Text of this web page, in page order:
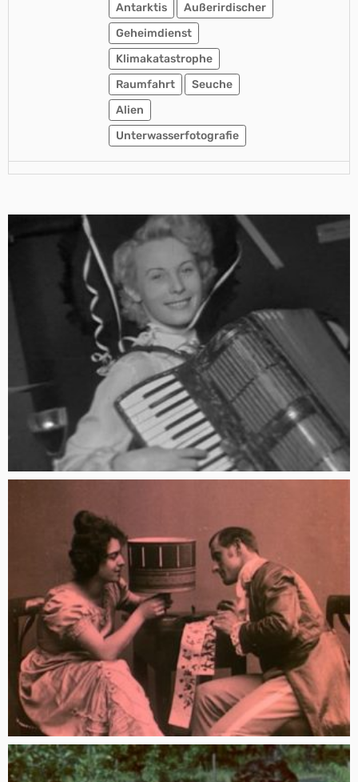
Antarktis
Außerirdischer
Geheimdienst
Klimakatastrophe
Raumfahrt
Seuche
Alien
Unterwasserfotografie